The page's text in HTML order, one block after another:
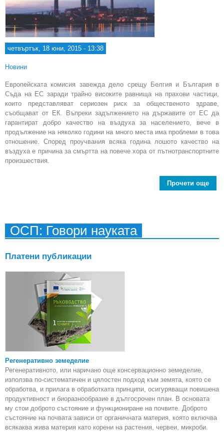
четвъртък, 18 юни, 2015 - 13:38
Новини
Европейската комисия завежда дело срещу Белгия и България в
Съда на ЕС заради трайно високите равнища на прахови частици,
които представляват сериозен риск за общественото здраве,
съобщават от ЕК. Въпреки задължението на държавите от ЕС да
гарантират добро качество на въздуха за населението, вече в
продължение на няколко години на много места има проблеми в това
отношение. Според проучвания всяка година лошото качество на
въздуха е причина за смъртта на повече хора от пътнотранспортните
произшествия.
Прочети още
в
ОСП: Говори науката
Платени публикации
Регенеративно земеделие
Регенеративното, или наричано още консервационно земеделие,
използва по-систематичен и цялостен подход към земята, която се
обработва, и прилага в обработката принципи, осигуряващи повишена
продуктивност и биоразнообразие в дългосрочен план. В основата
му стои доброто състояние и функциониране на почвите. Доброто
състояние на почвата зависи от органичната материя, която включва
всякаква жива материя като корени на растения, червеи, микроби.